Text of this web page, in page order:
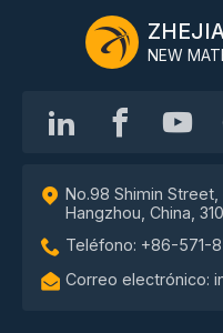
NEW
No.98 Shimin
Hangzhou, China,
Teléfono: +86-571-
Correo electrónico: